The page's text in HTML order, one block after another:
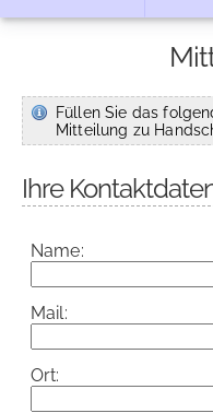
Füllen Sie das
Mitteilung zu
Ihre
Name:
Mail:
Ort: